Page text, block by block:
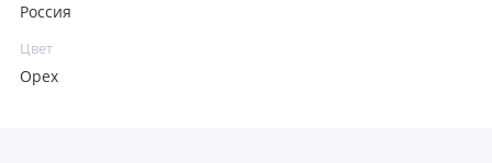
Россия
Цвет
Орех